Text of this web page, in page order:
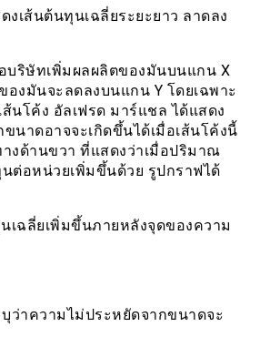
เส้นต้นทุนเฉลี่ยระยะยาว ลาดลง
บริษัทเพิ่มผลผลิตของมันบนแกน X
งมันจะลดลงบนแกน Y โดยเฉพาะ
นโค้ง อัลเฟรด มาร์แชล ได้แสดง
นาดอาจจะเกิดขึ้นได้เมื่อเส้นโค้งนี้
งด้านขวา ที่แสดงว่าเมื่อปริมาณ
ต่อหน่วยเพิ่มขึ้นด้วย รูปกราฟได้
ฉลี่ยเพิ่มขึ้นภายหลังจุดของความ
ว่าความไม่ประหยัดจากขนาดจะ